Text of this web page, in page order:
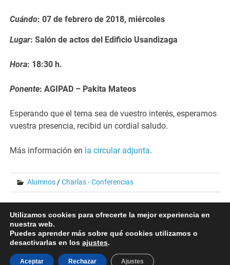
Cuándo:07 de febrero de 2018, miércoles
Lugar:Salón de actos del Edificio Usandizaga
Hora: 18:30 h.
Ponente: AGIPAD – Pakita Mateos
Esperando que el tema sea de vuestro interés, esperamos
vuestra presencia, recibid un cordial saludo.
Más información en la circular adjunta.
Alumnos /Charlas - Conferencias
Navegación
de
entradas
« BAT: un equipo contra el bullying
Utilizamos cookies para ofrecerte la mejor experiencia en
nuestra web.
Puedes aprender más sobre qué cookies utilizamos o
desactivarlas en los ajustes.
Aceptar Rechazar Ajustes